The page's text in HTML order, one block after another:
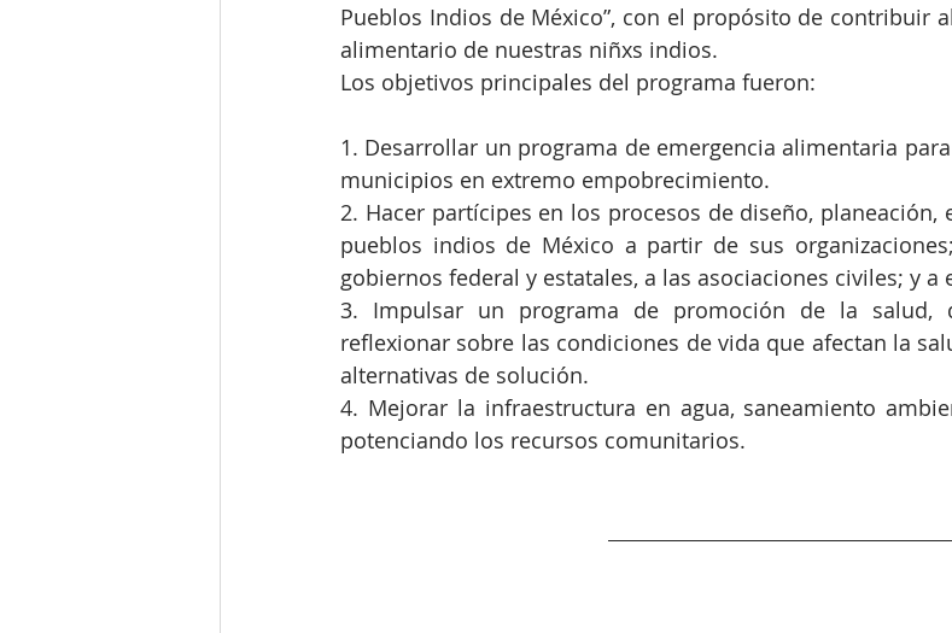
Pueblos Indios de México”, con el propósito de contribuir
alimentario de nuestras niñxs indios.
Los objetivos principales del programa fueron:
1. Desarrollar un programa de emergencia alimentaria
municipios en extremo empobrecimiento.
2. Hacer partícipes en los procesos de diseño, planeación,
pueblos indios de México a partir de sus
gobiernos federal y estatales, a las asociaciones civiles; y a
3. Impulsar un programa de promoción de la salud,
reflexionar sobre las condiciones de vida que afectan la
alternativas de solución.
4. Mejorar la infraestructura en agua, saneamiento
potenciando los recursos comunitarios.